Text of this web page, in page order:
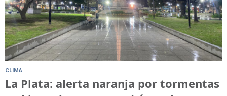
CLIMA
La Plata: alerta naranja por tormentas